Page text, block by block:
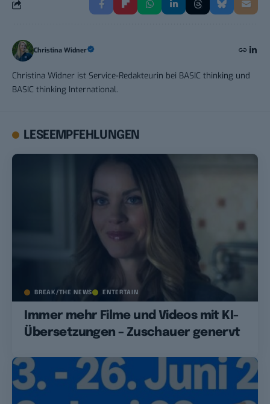
Christina Widner
Christina Widner ist Service-Redakteurin bei BASIC thinking und
BASIC thinking International.
LESEEMPFEHLUNGEN
BREAK/THE NEWS ENTERTAIN
Immer mehr Filme und Videos mit KI-
Übersetzungen – Zuschauer genervt